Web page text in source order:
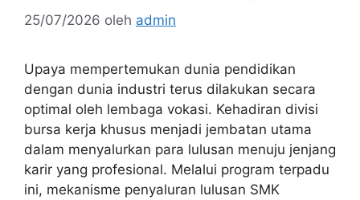
25/07/2026 oleh admin
Upaya mempertemukan dunia pendidikan
dengan dunia industri terus dilakukan secara
optimal oleh lembaga vokasi. Kehadiran divisi
bursa kerja khusus menjadi jembatan utama
dalam menyalurkan para lulusan menuju jenjang
karir yang profesional. Melalui program terpadu
ini, mekanisme penyaluran lulusan SMK